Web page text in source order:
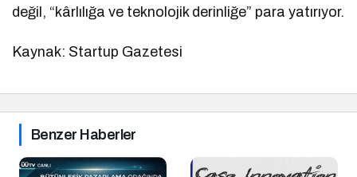
değil, “kârlılığa ve teknolojik derinliğe” para yatırıyor.
Kaynak: Startup Gazetesi
Benzer Haberler